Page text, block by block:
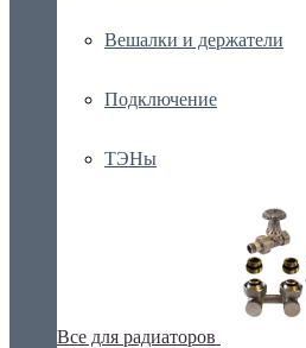
Вешалки и держатели
Подключение
ТЭНы
Все для радиаторов